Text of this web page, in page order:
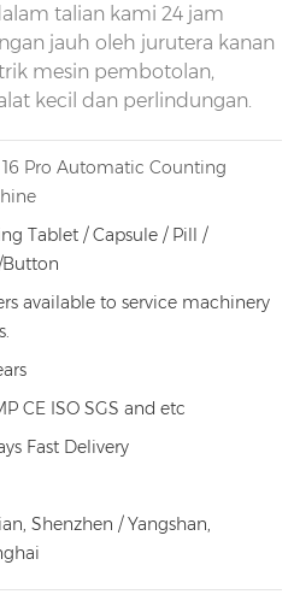
talian kami 24 jam
jauh oleh jurutera kanan
mesin pembotolan,
kecil dan perlindungan.
16 Pro Automatic Counting
Tablet / Capsule / Pill /
available to service machinery
CE ISO SGS and etc
Fast Delivery
Shenzhen / Yangshan,